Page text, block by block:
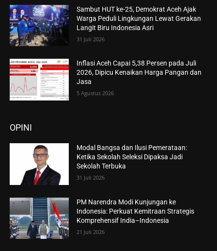
Sambut HUT ke-25, Demokrat Aceh Ajak
Warga Peduli Lingkungan Lewat Gerakan
Langit Biru Indonesia Asri
31 Juli 2026
Inflasi Aceh Capai 5,38 Persen pada Juli
2026, Dipicu Kenaikan Harga Pangan dan
Jasa
5 Agustus 2026
OPINI
Modal Bangsa dan Ilusi Pemerataan:
Ketika Sekolah Seleksi Dipaksa Jadi
Sekolah Terbuka
31 Juli 2026
PM Narendra Modi Kunjungan ke
Indonesia: Perkuat Kemitraan Strategis
Komprehensif India–Indonesia
21 Juli 2026